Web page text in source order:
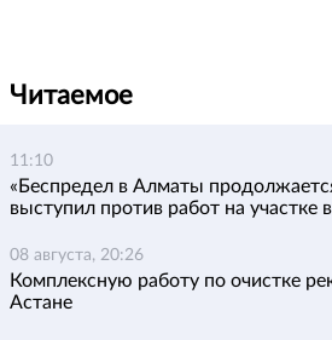
Читаемое
11:10
«Беспредел в Алматы
выступил против работ на
08 августа, 20:26
Комплексную работу по очистке
Астане